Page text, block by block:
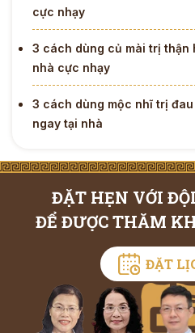
cực nhạy
3 cách dùng củ mài trị thận
nhà cực nhạy
3 cách dùng mộc nhĩ trị
ngay tại nhà
ĐẶT HẸN VỚI
ĐỂ ĐƯỢC THĂM
ĐẶT